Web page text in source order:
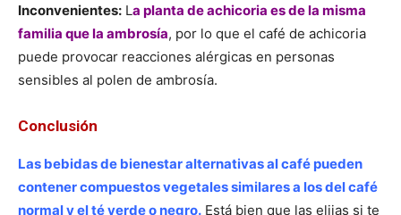
Inconvenientes: La planta de achicoria es de la misma
familia que la ambrosía, por lo que el café de achicoria
puede provocar reacciones alérgicas en personas
sensibles al polen de ambrosía.
Conclusión
Las bebidas de bienestar alternativas al café pueden
contener compuestos vegetales similares a los del café
normal y el té verde o negro. Está bien que las elijas si te